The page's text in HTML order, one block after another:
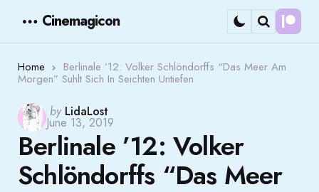
Cinemagicon
Search
Home Berlinale ’12: Volker Schlöndorffs “Das Meer Am
Morgen” Suhlt Sich In Seichten Untiefen
Posted
by
by LidaLost
June 13, 2019
Berlinale ’12: Volker
Schlöndorffs “Das Meer